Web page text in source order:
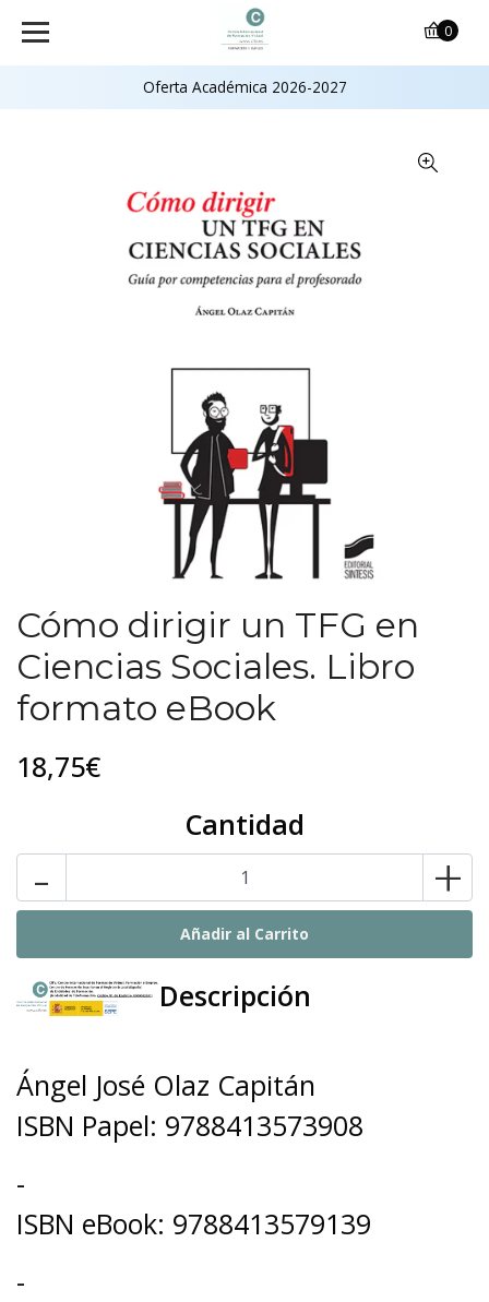
Oferta Académica 2026-2027
0
Cómo dirigir un TFG en
Ciencias Sociales. Libro
formato eBook
18,75€
Cantidad
- +
Descripción
Ángel José Olaz Capitán
ISBN Papel: 9788413573908
-
ISBN eBook: 9788413579139
-